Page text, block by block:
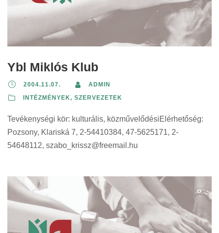
Ybl Miklós Klub
2004.11.07.
ADMIN
INTÉZMÉNYEK, SZERVEZETEK
Tevékenységi kör: kulturális, közművelődésiElérhetőség:
Pozsony, Klariská 7, 2-54410384, 47-5625171, 2-
54648112, szabo_krissz@freemail.hu